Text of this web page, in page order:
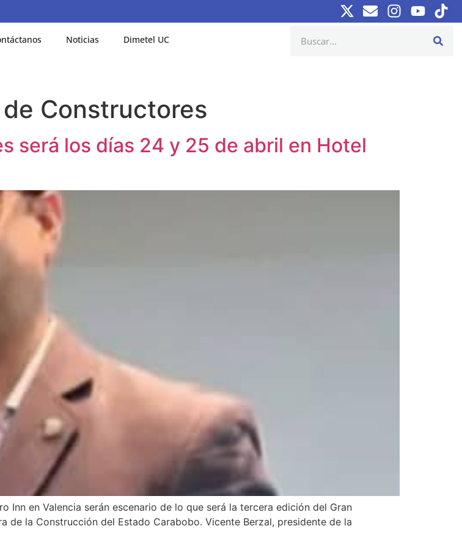
Noticias Dimetel UC
Constructores
será los días 24 y 25 de abril en Hotel
en Valencia serán escenario de lo que será la tercera edición del Gran
de la Construcción del Estado Carabobo. Vicente Berzal, presidente de la